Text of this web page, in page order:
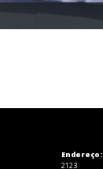
Endereço:
2123